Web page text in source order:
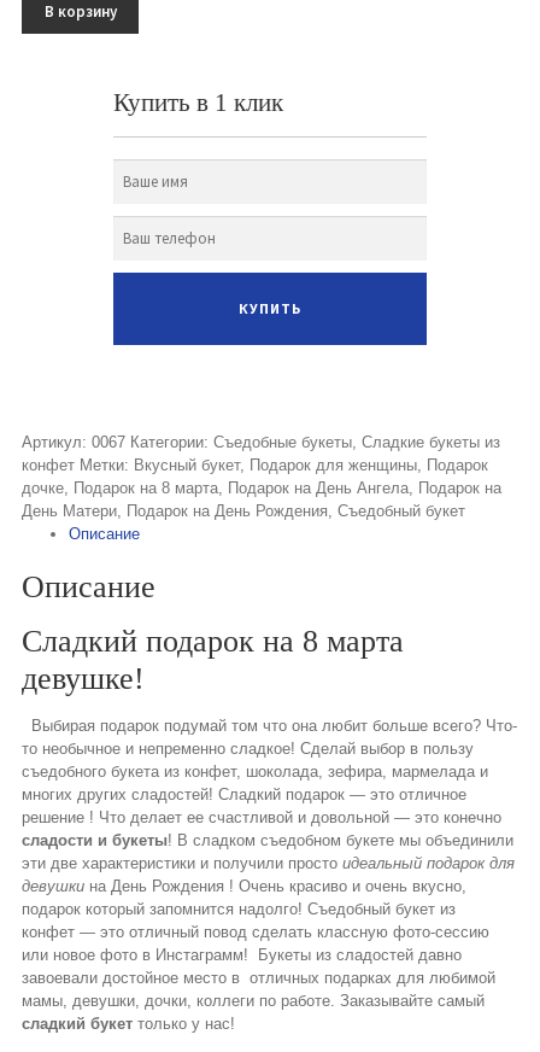
Контакты
В корзину
Купить в 1 клик
Артикул:0067 Категории:Съедобные букеты,Сладкие букеты из
конфет Метки: Вкусный букет, Подарок для женщины, Подарок
дочке, Подарок на 8 марта, Подарок на День Ангела, Подарок на
День Матери, Подарок на День Рождения,Съедобный букет
Описание
Описание
Сладкий подарок на 8 марта
девушке!
Выбирая подарок подумай том что она любит больше всего? Что-
то необычное и непременно сладкое! Сделай выбор в пользу
съедобного букета из конфет, шоколада, зефира, мармелада и
многих других сладостей! Сладкий подарок — это отличное
решение ! Что делает ее счастливой и довольной — это конечно
сладости и букеты! В сладком съедобном букете мы объединили
эти две характеристики и получили просто идеальный подарок для
девушки на День Рождения ! Очень красиво и очень вкусно,
подарок который запомнится надолго! Съедобный букет из
конфет — это отличный повод сделать классную фото-сессию
или новое фото в Инстаграмм! Букеты из сладостей давно
завоевали достойное место в отличных подарках для любимой
мамы, девушки, дочки, коллеги по работе. Заказывайте самый
сладкий букет только у нас!